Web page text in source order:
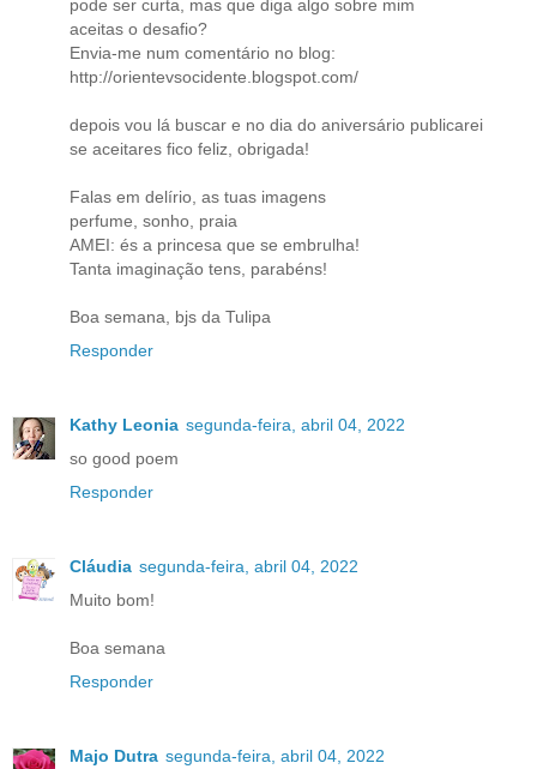
pode ser curta, mas que diga algo sobre mim
aceitas o desafio?
Envia-me num comentário no blog:
http://orientevsocidente.blogspot.com/
depois vou lá buscar e no dia do aniversário publicarei
se aceitares fico feliz, obrigada!
Falas em delírio, as tuas imagens
perfume, sonho, praia
AMEI: és a princesa que se embrulha!
Tanta imaginação tens, parabéns!
Boa semana, bjs da Tulipa
Responder
Kathy Leonia segunda-feira, abril 04, 2022
so good poem
Responder
Cláudia segunda-feira, abril 04, 2022
Muito bom!
Boa semana
Responder
Majo Dutra segunda-feira, abril 04, 2022